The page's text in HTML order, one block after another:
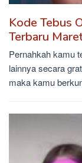
Kode Tebus
Terbaru
Pernahkah kamu
lainnya secara
maka kamu